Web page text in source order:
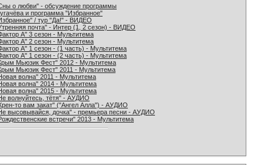
о любви" - обсуждение программы
и программа "Избранное"
/ тур "Да!" - ВИДЕО
почта" - Интер (1, 2 сезон) - ВИДЕО
А" 3 сезон - Мультитема
А" 2 сезон - Мультитема
А" 1 сезон - (1 часть) - Мультитема
А" 1 сезон - (2 часть) - Мультитема
Мьюзик Фест" 2012 - Мультитема
Мьюзик Фест" 2011 - Мультитема
волна" 2011 - Мультитема
волна" 2014 - Мультитема
волна" 2015 - Мультитема
волнуйтесь, тётя" - АУДИО
то вам закат" ("Ангел Алла") - АУДИО
высовывайся, дочка" - премьера песни - АУДИО
встречи" 2013 - Мультитема